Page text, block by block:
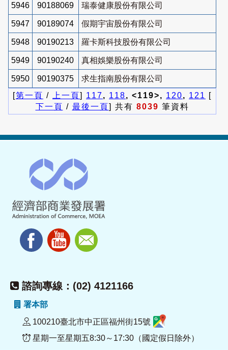
5946 90188069 瑞泰健康股份有限公司
5947 90189074 假期宇宙股份有限公司
5948 90190213 羅卡斯科技股份有限公司
5949 90190240 真相娛樂股份有限公司
5950 90190375
求生指南股份有限公司
[第一頁 / 上一頁] 117, 118, <119>, 120, 121
[
下一頁 / 最後一頁] 共有 8039 筆資料
諮詢專線：(02) 4121166
署本部
100210臺北市中正區福州街15號
星期一至星期五8:30～17:30（國定假日除外）